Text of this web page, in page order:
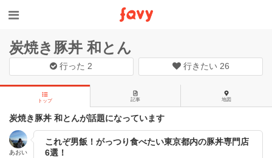
炭焼き豚丼 和とん
行った 2 行きたい 26
トップ 記事 地図
炭焼き豚丼 和とんが話題になっています
あおい
これぞ男飯！がっつり食べたい東京都内の豚丼専門店
6選！